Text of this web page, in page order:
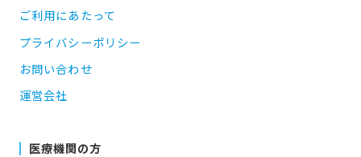
ご利用にあたって
プライバシーポリシー
お問い合わせ
運営会社
医療機関の方